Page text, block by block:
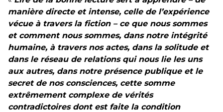
manière directe et intense, celle de l’expérience
vécue à travers la fiction – ce que nous sommes
et comment nous sommes, dans notre intégrité
humaine, à travers nos actes, dans la solitude et
dans le réseau de relations qui nous lie les uns
aux autres, dans notre présence publique et le
secret de nos consciences, cette somme
extrêmement complexe de vérités
contradictoires dont est faite la condition